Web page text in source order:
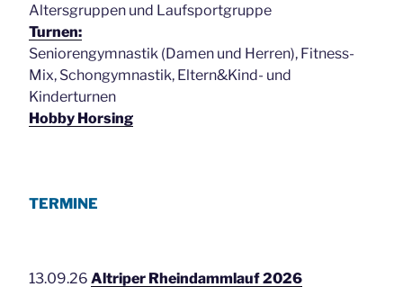
Altersgruppen und Laufsportgruppe
Turnen:
Seniorengymnastik (Damen und Herren), Fitness-
Mix, Schongymnastik, Eltern&Kind- und
Kinderturnen
Hobby Horsing
TERMINE
13.09.26 Altriper Rheindammlauf 2026